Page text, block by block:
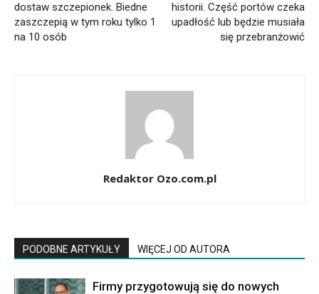
dostaw szczepionek. Biedne
zaszczepią w tym roku tylko 1
na 10 osób
historii. Część portów czeka
upadłość lub będzie musiała
się przebranżowić
Redaktor Ozo.com.pl
PODOBNE ARTYKUŁY WIĘCEJ OD AUTORA
Firmy przygotowują się do nowych